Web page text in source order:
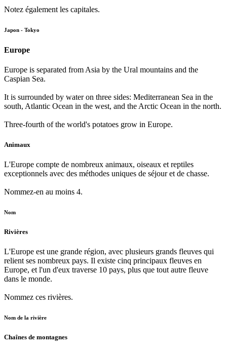
Notez également les capitales.
Japon - Tokyo
Europe
Europe is separated from Asia by the Ural mountains and the
Caspian Sea.
It is surrounded by water on three sides: Mediterranean Sea in the
south, Atlantic Ocean in the west, and the Arctic Ocean in the north.
Three-fourth of the world's potatoes grow in Europe.
Animaux
L'Europe compte de nombreux animaux, oiseaux et reptiles
exceptionnels avec des méthodes uniques de séjour et de chasse.
Nommez-en au moins 4.
Nom
Rivières
L'Europe est une grande région, avec plusieurs grands fleuves qui
relient ses nombreux pays. Il existe cinq principaux fleuves en
Europe, et l'un d'eux traverse 10 pays, plus que tout autre fleuve
dans le monde.
Nommez ces rivières.
Nom de la rivière
Chaînes de montagnes